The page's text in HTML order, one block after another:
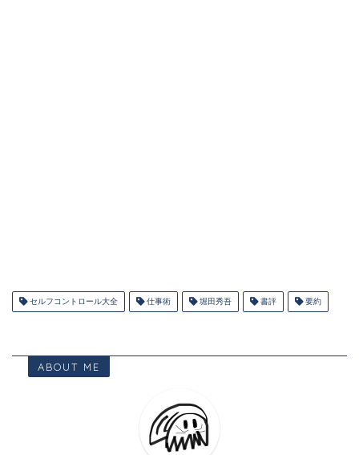
セルフコントロール大全 仕事術 堀田秀吾 書評 要約
ABOUT ME